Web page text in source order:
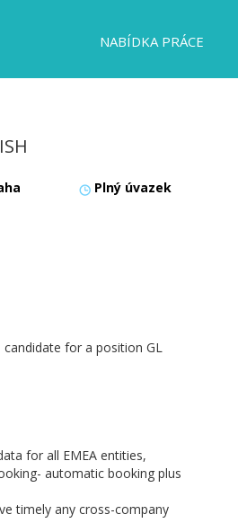
NABÍDKA PRÁCE
Plný úvazek
for a position GL
for all EMEA entities,
automatic booking plus
timely any cross-company